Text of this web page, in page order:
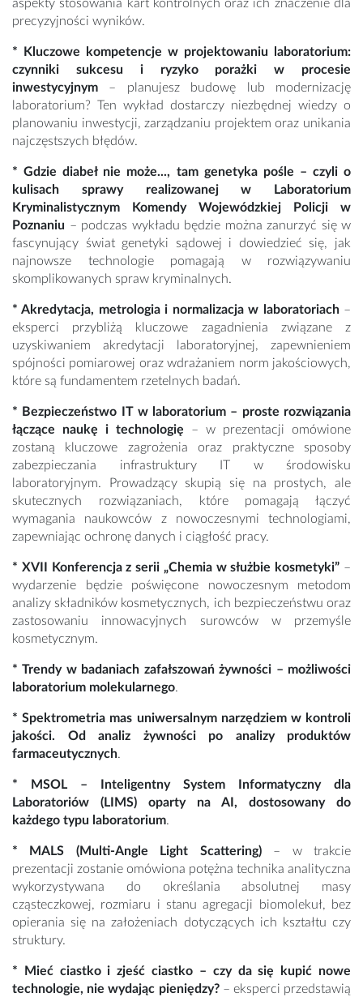
aspekty stosowania kart kontrolnych oraz ich znaczenie dla
precyzyjności wyników.
* Kluczowe kompetencje w projektowaniu laboratorium:
czynniki sukcesu i ryzyko porażki w procesie
inwestycyjnym – planujesz budowę lub modernizację
laboratorium? Ten wykład dostarczy niezbędnej wiedzy o
planowaniu inwestycji, zarządzaniu projektem oraz unikania
najczęstszych błędów.
* Gdzie diabeł nie może..., tam genetyka pośle – czyli o
kulisach sprawy realizowanej w Laboratorium
Kryminalistycznym Komendy Wojewódzkiej Policji w
Poznaniu – podczas wykładu będzie można zanurzyć się w
fascynujący świat genetyki sądowej i dowiedzieć się, jak
najnowsze technologie pomagają w rozwiązywaniu
skomplikowanych spraw kryminalnych.
* Akredytacja, metrologia i normalizacja w laboratoriach –
eksperci przybliżą kluczowe zagadnienia związane z
uzyskiwaniem akredytacji laboratoryjnej, zapewnieniem
spójności pomiarowej oraz wdrażaniem norm jakościowych,
które są fundamentem rzetelnych badań.
* Bezpieczeństwo IT w laboratorium – proste rozwiązania
łączące naukę i technologię – w prezentacji omówione
zostaną kluczowe zagrożenia oraz praktyczne sposoby
zabezpieczania infrastruktury IT w środowisku
laboratoryjnym. Prowadzący skupią się na prostych, ale
skutecznych rozwiązaniach, które pomagają łączyć
wymagania naukowców z nowoczesnymi technologiami,
zapewniając ochronę danych i ciągłość pracy.
* XVII Konferencja z serii „Chemia w służbie kosmetyki” –
wydarzenie będzie poświęcone nowoczesnym metodom
analizy składników kosmetycznych, ich bezpieczeństwu oraz
zastosowaniu innowacyjnych surowców w przemyśle
kosmetycznym.
* Trendy w badaniach zafałszowań żywności – możliwości
laboratorium molekularnego.
* Spektrometria mas uniwersalnym narzędziem w kontroli
jakości. Od analiz żywności po analizy produktów
farmaceutycznych.
* MSOL – Inteligentny System Informatyczny dla
Laboratoriów (LIMS) oparty na AI, dostosowany do
każdego typu laboratorium.
* MALS (Multi-Angle Light Scattering) – w trakcie
prezentacji zostanie omówiona potężna technika analityczna
wykorzystywana do określania absolutnej masy
cząsteczkowej, rozmiaru i stanu agregacji biomolekuł, bez
opierania się na założeniach dotyczących ich kształtu czy
struktury.
* Mieć ciastko i zjeść ciastko – czy da się kupić nowe
technologie, nie wydając pieniędzy? – eksperci przedstawią